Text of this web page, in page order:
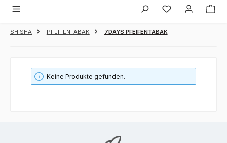
Du hast 0
SHISHA PFEIFENTABAK 7DAYS PFEIFENTABAK
Keine Produkte gefunden.